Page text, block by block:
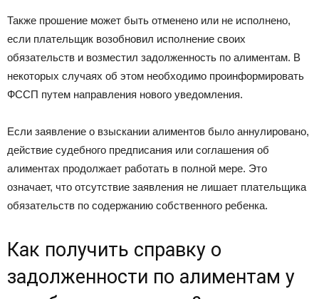
Также прошение может быть отменено или не исполнено,
если плательщик возобновил исполнение своих
обязательств и возместил задолженность по алиментам. В
некоторых случаях об этом необходимо проинформировать
ФССП путем направления нового уведомления.
Если заявление о взыскании алиментов было аннулировано,
действие судебного предписания или соглашения об
алиментах продолжает работать в полной мере. Это
означает, что отсутствие заявления не лишает плательщика
обязательств по содержанию собственного ребенка.
Как получить справку о
задолженности по алиментам у